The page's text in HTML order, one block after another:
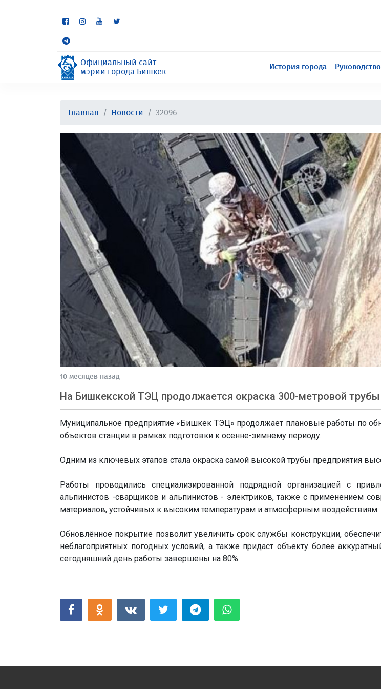
Официальный сайт
мэрии города Бишкек
История города
Главная Новости 32096
10 месяцев назад
На Бишкекской ТЭЦ продолжается окраска 300-метровой трубы
Муниципальное предприятие «Бишкек ТЭЦ» продолжает плановые работы по
объектов станции в рамках подготовки к осенне-зимнему периоду.
Одним из ключевых этапов стала окраска самой высокой трубы предприятия
Работы проводились специализированной подрядной организацией с
альпинистов -сварщиков и альпинистов - электриков, также с применением
материалов, устойчивых к высоким температурам и атмосферным воздействиям.
Обновлённое покрытие позволит увеличить срок службы конструкции,
неблагоприятных погодных условий, а также придаст объекту более
сегодняшний день работы завершены на 80%.